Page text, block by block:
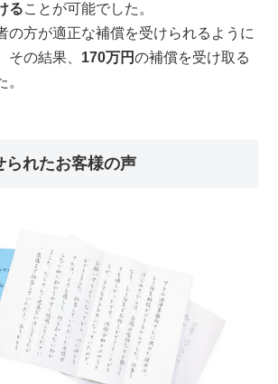
ることが可能でした。
の方が適正な補償を受けられるように
その結果、 170万円の補償を受け取る
。
られたお客様の声